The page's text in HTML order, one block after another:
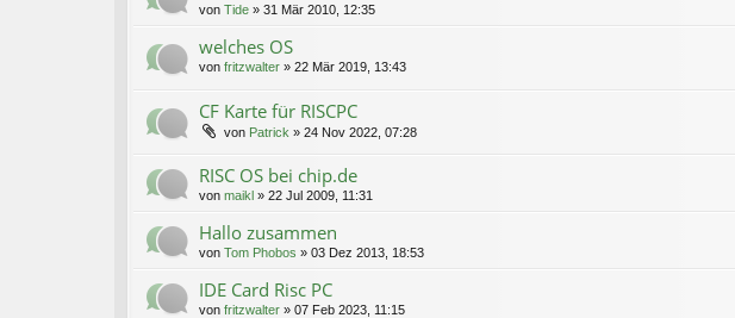
von Tide » 31 Mär 2010, 12:35
welches OS
von fritzwalter » 22 Mär 2019, 13:43
CF Karte für RISCPC
von Patrick » 24 Nov 2022, 07:28
RISC OS bei chip.de
von maikl » 22 Jul 2009, 11:31
Hallo zusammen
von Tom Phobos » 03 Dez 2013, 18:53
IDE Card Risc PC
von fritzwalter » 07 Feb 2023, 11:15